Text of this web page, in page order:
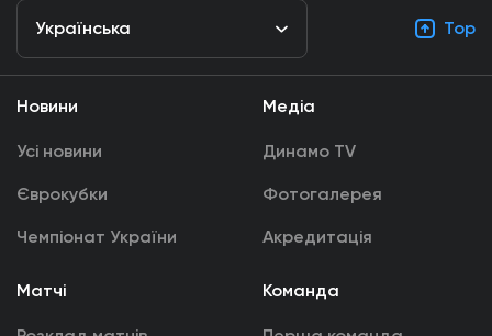
Українська Top
Новини
Усі новини
Єврокубки
Чемпіонат України
Медіа
Динамо TV
Фотогалерея
Акредитація
Матчі Команда